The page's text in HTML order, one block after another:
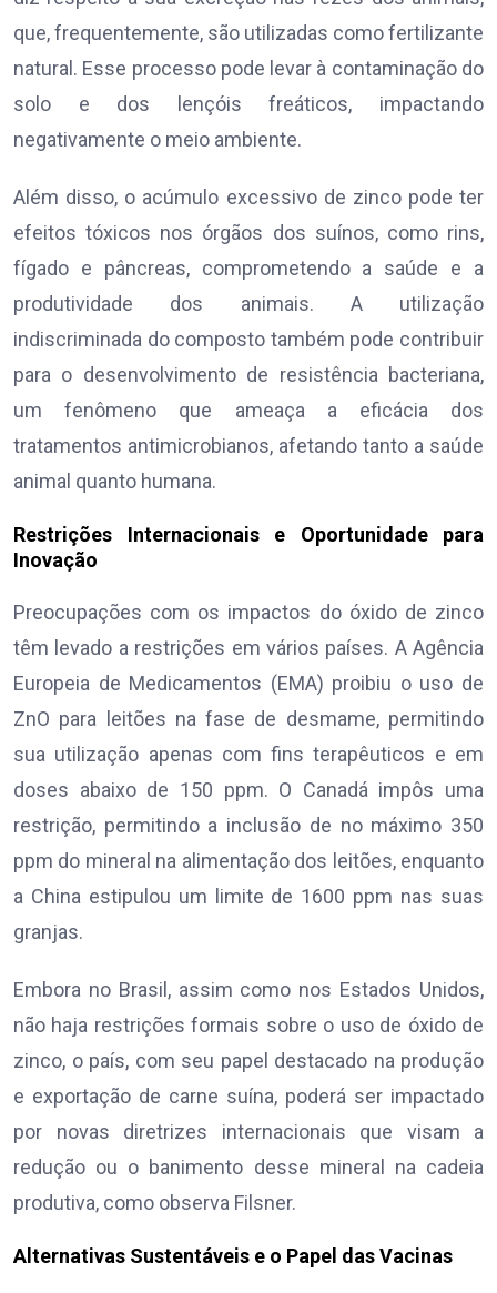
que, frequentemente, são utilizadas como fertilizante
natural. Esse processo pode levar à contaminação do
solo e dos lençóis freáticos, impactando
negativamente o meio ambiente.
Além disso, o acúmulo excessivo de zinco pode ter
efeitos tóxicos nos órgãos dos suínos, como rins,
fígado e pâncreas, comprometendo a saúde e a
produtividade dos animais. A utilização
indiscriminada do composto também pode contribuir
para o desenvolvimento de resistência bacteriana,
um fenômeno que ameaça a eficácia dos
tratamentos antimicrobianos, afetando tanto a saúde
animal quanto humana.
Restrições Internacionais e Oportunidade para
Inovação
Preocupações com os impactos do óxido de zinco
têm levado a restrições em vários países. A Agência
Europeia de Medicamentos (EMA) proibiu o uso de
ZnO para leitões na fase de desmame, permitindo
sua utilização apenas com fins terapêuticos e em
doses abaixo de 150 ppm. O Canadá impôs uma
restrição, permitindo a inclusão de no máximo 350
ppm do mineral na alimentação dos leitões, enquanto
a China estipulou um limite de 1600 ppm nas suas
granjas.
Embora no Brasil, assim como nos Estados Unidos,
não haja restrições formais sobre o uso de óxido de
zinco, o país, com seu papel destacado na produção
e exportação de carne suína, poderá ser impactado
por novas diretrizes internacionais que visam a
redução ou o banimento desse mineral na cadeia
produtiva, como observa Filsner.
Alternativas Sustentáveis e o Papel das Vacinas